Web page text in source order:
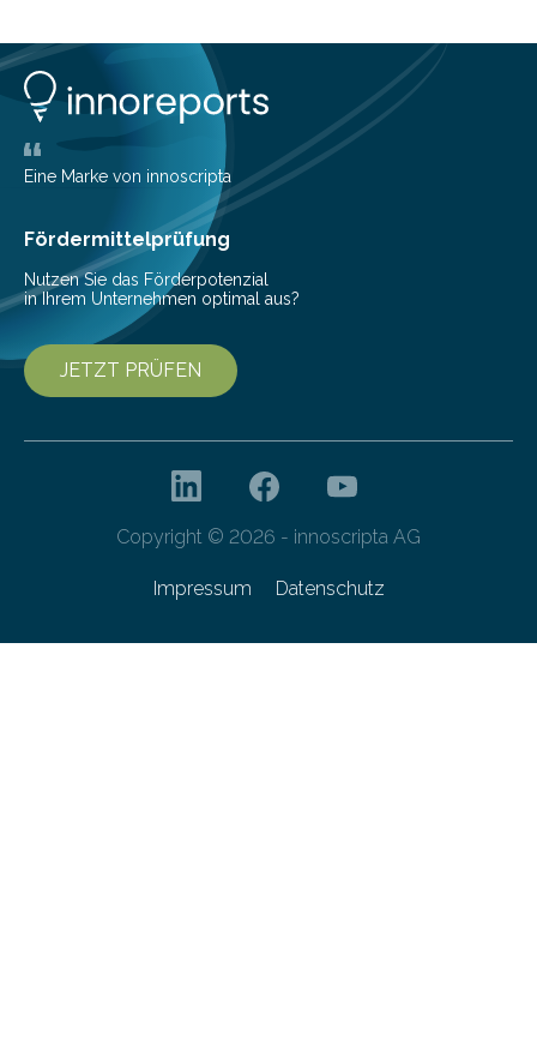
Lösungen interessieren. 1. Multibanking-Tools: Alle
Konten auf einen Blick Viele Banken bieten bereits in
ihrem Online-Banking eine Multibanking-Funktion an,
mit der sich Konten bei anderen Banken…
Eine Marke von innoscripta
Fördermittelprüfung
Nutzen Sie das Förderpotenzial
in Ihrem Unternehmen optimal aus?
JETZT PRÜFEN
Copyright © 2026 - innoscripta AG
Impressum Datenschutz